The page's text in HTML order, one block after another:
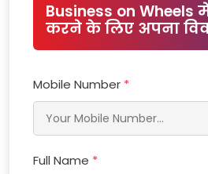
Business on
करने के लिए अपना
Mobile Number *
Full Name *